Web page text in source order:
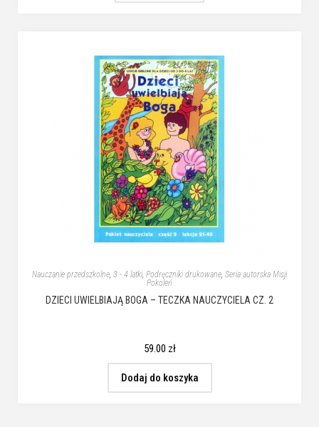
Nauczanie przedszkolne, 3 - 4 latki, Podręczniki drukowane, Seria autorska Misji
Pokoleń
DZIECI UWIELBIAJĄ BOGA – TECZKA NAUCZYCIELA CZ. 2
59.00 zł
Dodaj do koszyka